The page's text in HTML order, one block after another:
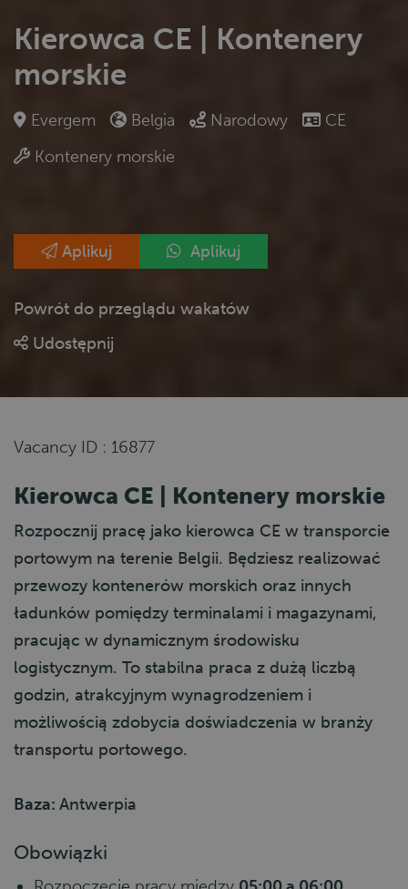
Kierowca CE | Kontenery
morskie
Evergem Belgia Narodowy
CE
Kontenery morskie
Aplikuj Aplikuj
Powrót do przeglądu wakatów
Udostępnij
Vacancy ID : 16877
Kierowca CE | Kontenery morskie
Rozpocznij pracę jako kierowca CE w transporcie
portowym na terenie Belgii. Będziesz realizować
przewozy kontenerów morskich oraz innych
ładunków pomiędzy terminalami i magazynami,
pracując w dynamicznym środowisku
logistycznym. To stabilna praca z dużą liczbą
godzin, atrakcyjnym wynagrodzeniem i
możliwością zdobycia doświadczenia w branży
transportu portowego.
Baza: Antwerpia
Obowiązki